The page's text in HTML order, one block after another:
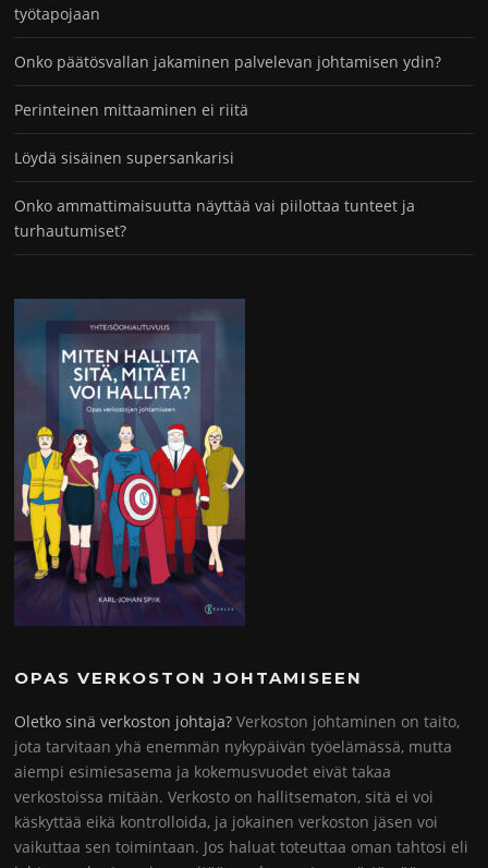
työtapojaan
Onko päätösvallan jakaminen palvelevan johtamisen ydin?
Perinteinen mittaaminen ei riitä
Löydä sisäinen supersankarisi
Onko ammattimaisuutta näyttää vai piilottaa tunteet ja
turhautumiset?
OPAS VERKOSTON JOHTAMISEEN
Oletko sinä verkoston johtaja? Verkoston johtaminen on taito,
jota tarvitaan yhä enemmän nykypäivän työelämässä, mutta
aiempi esimiesasema ja kokemusvuodet eivät takaa
verkostoissa mitään. Verkosto on hallitsematon, sitä ei voi
käskyttää eikä kontrolloida, ja jokainen verkoston jäsen voi
vaikuttaa sen toimintaan. Jos haluat toteuttaa oman tahtosi eli